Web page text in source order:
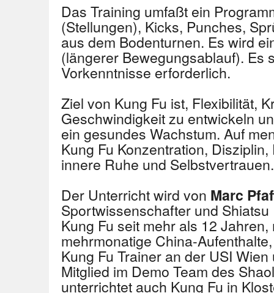
Das Training umfaßt ein
(Stellungen), Kicks, Punches,
aus dem Bodenturnen. Es wird
(längerer Bewegungsablauf). Es
Vorkenntnisse erforderlich.
Ziel von Kung Fu ist, Flexibilität,
Geschwindigkeit zu entwickeln
ein gesundes Wachstum. Auf
Kung Fu Konzentration,
innere Ruhe und Selbstvertrauen.
Der Unterricht wird von Marc
Sportwissenschafter und
Kung Fu seit mehr als 12
mehrmonatige China-
Kung Fu Trainer an der USI
Mitglied im Demo Team des
unterrichtet auch Kung Fu in